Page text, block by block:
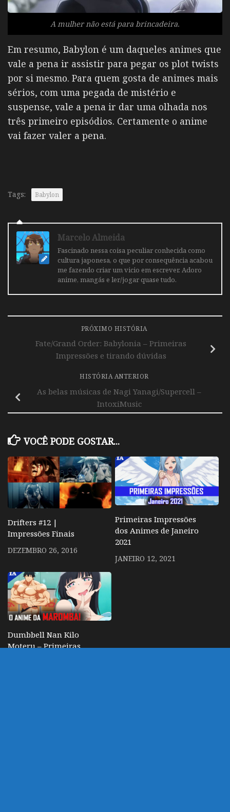
A mulher não está para brincadeira.
Em resumo, Babylon é um daqueles animes que
vale a pena ir assistir para pegar os plot twists
por si mesmo. Para quem gosta de animes mais
sérios, com uma pegada de mistério e
suspense, vale a pena ir dar uma olhada nos
três primeiro episódios. Certamente o anime
vai fazer valer a pena.
Tags: Babylon
Marcelo Almeida
Fascinado nessa coisa peculiar conhecida como
cultura japonesa, o que por consequência acabou
me fazendo criar um vicio em escrever. Adoro
anime, mangás e ler/jogar quase tudo.
PRÓXIMO HISTÓRIA
Fate/Grand Order: Babylonia – Primeiras
Impressões e tirando dúvidas
HISTÓRIA ANTERIOR
As belas músicas de Nagi Yanagi/Supercell –
IntoxiMusic
VOCÊ PODE GOSTAR...
Drifters #12 |
Impressões Finais
DEZEMBRO 26, 2016
Primeiras Impressões
dos Animes de Janeiro
2021
JANEIRO 12, 2021
Dumbbell Nan Kilo
Moteru – Primeiras